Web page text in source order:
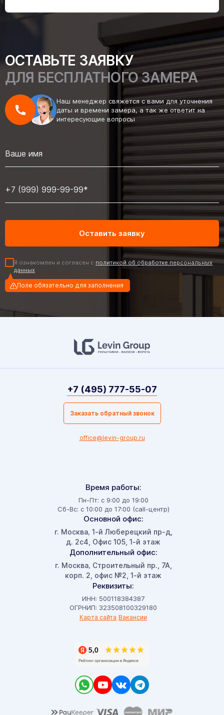
ОСТАВЬТЕ ЗАЯВКУ
ДЛЯ БЕСПЛАТНОГО ЗАМЕРА
Наш менеджер свяжется с вами для уточнения
даты и времени замера, а так же ответит на
интересующие вопросы
Я ознакомлен и согласен с политикой об обработке персональных
данных
Поле обязательно для заполнения
Время работы:
Пн-Пт: с 9:00 до 19:00
Сб-Вс: с 10:00 до 17:00 (call-центр)
Основной офис:
г. Москва, 1-й Люберецкий пр-д,
д. 2с4, Офис 105, 1-й этаж
Дополнительный офис:
г. Москва, Строительный пр., 7А,
корп. 2, офис №2, 1-й этаж
Реквизиты:
ИНН: 500118384387
ОГРНИП: 323508100329180
Карта сайта Вакансии
+7 (495) 777-55-07
Заказать обратный звонок
office@levin-group.ru